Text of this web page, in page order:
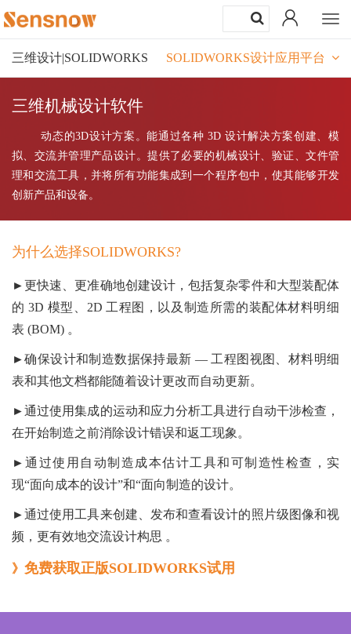
三维设计|SOLIDWORKS SOLIDWORKS设计应用平台
三维机械设计软件
动态的3D设计方案。能通过各种 3D 设计解决方案创建、模
拟、交流并管理产品设计。提供了必要的机械设计、验证、文件管
理和交流工具，并将所有功能集成到一个程序包中，使其能够开发
创新产品和设备。
为什么选择SOLIDWORKS?
►更快速、更准确地创建设计，包括复杂零件和大型装配体
的 3D 模型、2D 工程图，以及制造所需的装配体材料明细
表 (BOM) 。
►确保设计和制造数据保持最新 — 工程图视图、材料明细
表和其他文档都能随着设计更改而自动更新。
►通过使用集成的运动和应力分析工具进行自动干涉检查，
在开始制造之前消除设计错误和返工现象。
►通过使用自动制造成本估计工具和可制造性检查，实
现“面向成本的设计”和“面向制造的设计。
►通过使用工具来创建、发布和查看设计的照片级图像和视
频，更有效地交流设计构思 。
》 免费获取正版SOLIDWORKS试用